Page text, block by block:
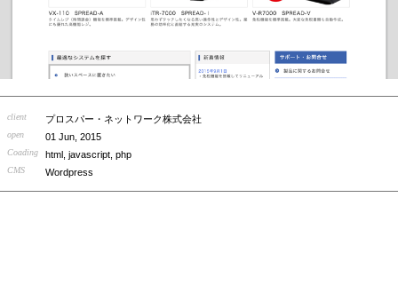
client プロスパー・ネットワーク株式会社
open 01 Jun, 2015
Coading html, javascript, php
CMS Wordpress